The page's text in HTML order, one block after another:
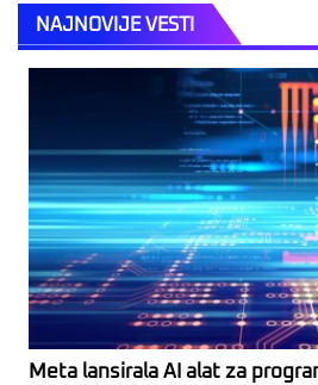
NAJNOVIJE VESTI
Meta lansirala AI alat za